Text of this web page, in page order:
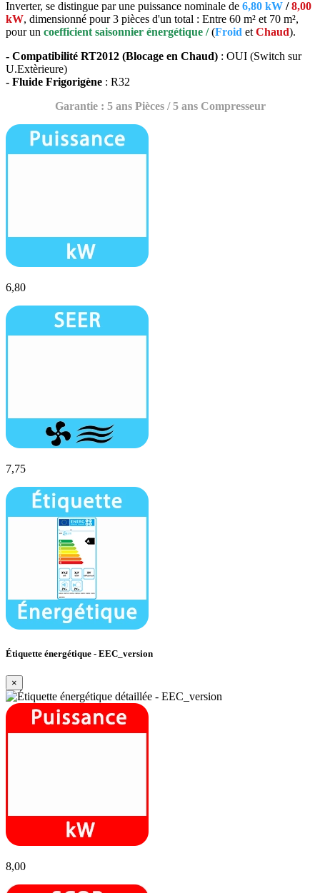
Inverter, se distingue par une puissance nominale de 6,80 kW / 8,00
kW, dimensionné pour 3 pièces d'un total : Entre 60 m² et 70 m²,
pour un coefficient saisonnier énergétique /(Froid et Chaud).
- Compatibilité RT2012 (Blocage en Chaud) : OUI (Switch sur
U.Extèrieure)
- Fluide Frigorigène : R32
Garantie : 5 ans Pièces / 5 ans Compresseur
6,80
7,75
Étiquette énergétique - EEC_version
×
8,00